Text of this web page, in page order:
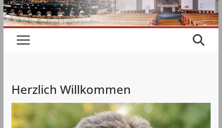
Herzlich Willkommen